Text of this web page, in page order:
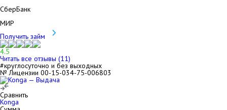
СберБанк
МИР
Получить займ
4.5
Читать все отзывы (11)
#круглосуточно и без выходных
№ Лицензии 00-15-034-75-006803
Сравнить
Konga